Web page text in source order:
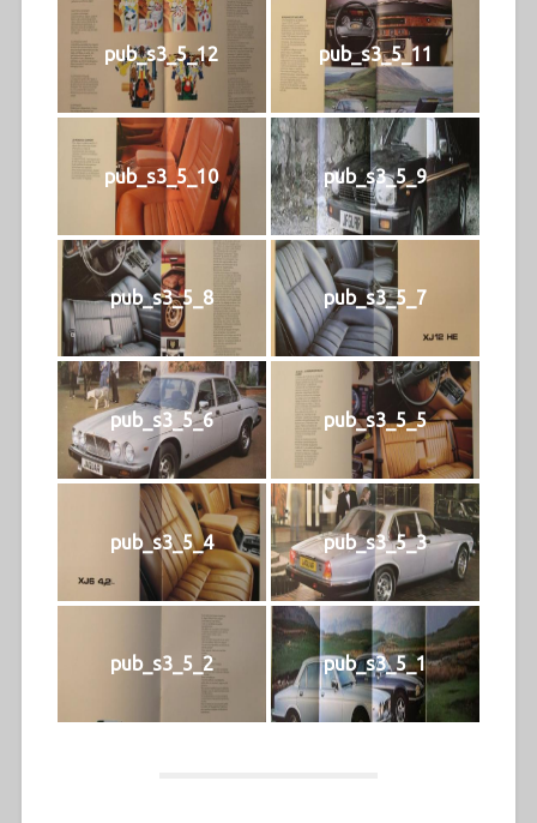
pub_s3_5_12 pub_s3_5_11
pub_s3_5_10 pub_s3_5_9
pub_s3_5_8 pub_s3_5_7
pub_s3_5_6 pub_s3_5_5
pub_s3_5_4 pub_s3_5_3
pub_s3_5_2 pub_s3_5_1